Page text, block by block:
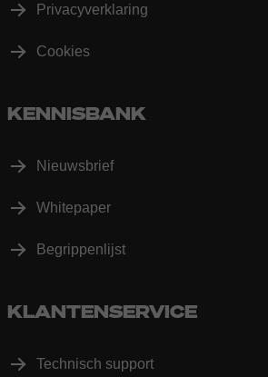
Privacyverklaring
Cookies
KENNISBANK
Nieuwsbrief
Whitepaper
Begrippenlijst
KLANTENSERVICE
Technisch support